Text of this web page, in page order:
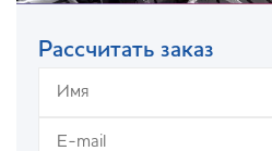
Рассчитать заказ